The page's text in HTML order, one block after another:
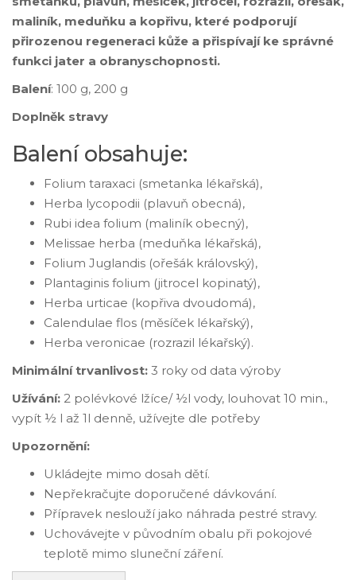
maliník, meduňku a kopřivu, které podporují
přirozenou regeneraci kůže a přispívají ke správné
funkci jater a obranyschopnosti.
Balení: 100 g, 200 g
Doplněk stravy
Balení obsahuje:
Folium taraxaci (smetanka lékařská),
Herba lycopodii (plavuň obecná),
Rubi idea folium (maliník obecný),
Melissae herba (meduňka lékařská),
Folium Juglandis (ořešák královský),
Plantaginis folium (jitrocel kopinatý),
Herba urticae (kopřiva dvoudomá),
Calendulae flos (měsíček lékařský),
Herba veronicae (rozrazil lékařský).
Minimální trvanlivost: 3 roky od data výroby
Užívání: 2 polévkové lžíce/ ½l vody, louhovat 10 min.,
vypít ½ l až 1l denně, užívejte dle potřeby
Upozornění:
Ukládejte mimo dosah dětí.
Nepřekračujte doporučené dávkování.
Přípravek neslouží jako náhrada pestré stravy.
Uchovávejte v původním obalu při pokojové
teplotě mimo sluneční záření.